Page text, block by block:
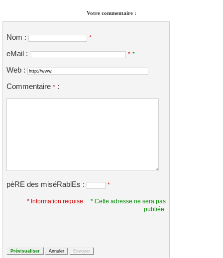
Votre commentaire :
Nom : *
eMail : * *
Web :
Commentaire * :
pèRE des miséRablEs : *
* Information requise.
* Cette adresse ne sera pas
publiée.